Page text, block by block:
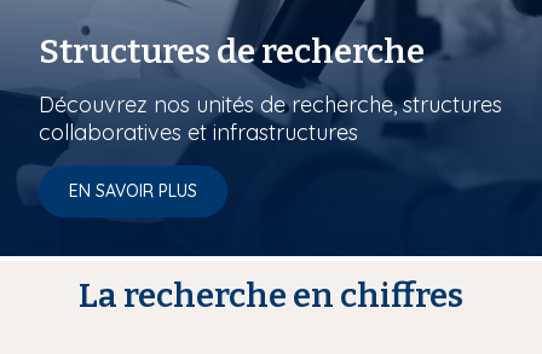
Structures de recherche
Découvrez nos unités de recherche, structures
collaboratives et infrastructures
EN SAVOIR PLUS
La recherche en chiffres